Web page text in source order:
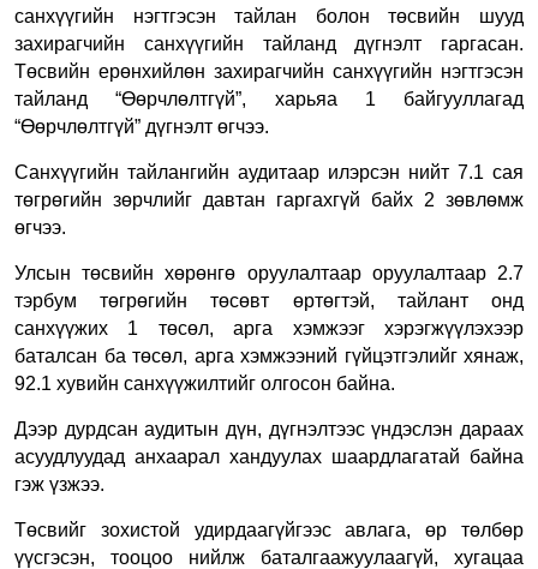
санхүүгийн нэгтгэсэн тайлан болон төсвийн шууд
захирагчийн санхүүгийн тайланд дүгнэлт гаргасан.
Төсвийн ерөнхийлөн захирагчийн санхүүгийн нэгтгэсэн
тайланд “Өөрчлөлтгүй”, харьяа 1 байгууллагад
“Өөрчлөлтгүй” дүгнэлт өгчээ.
Санхүүгийн тайлангийн аудитаар илэрсэн нийт 7.1 сая
төгрөгийн зөрчлийг давтан гаргахгүй байх 2 зөвлөмж
өгчээ.
Улсын төсвийн хөрөнгө оруулалтаар оруулалтаар 2.7
тэрбум төгрөгийн төсөвт өртөгтэй, тайлант онд
санхүүжих 1 төсөл, арга хэмжээг хэрэгжүүлэхээр
баталсан ба төсөл, арга хэмжээний гүйцэтгэлийг хянаж,
92.1 хувийн санхүүжилтийг олгосон байна.
Дээр дурдсан аудитын дүн, дүгнэлтээс үндэслэн дараах
асуудлуудад анхаарал хандуулах шаардлагатай байна
гэж үзжээ.
Төсвийг зохистой удирдаагүйгээс авлага, өр төлбөр
үүсгэсэн, тооцоо нийлж баталгаажуулаагүй, хугацаа